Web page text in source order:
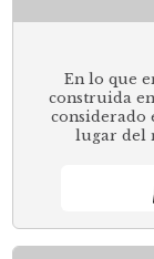
En lo que
construida en
considerado
lugar del